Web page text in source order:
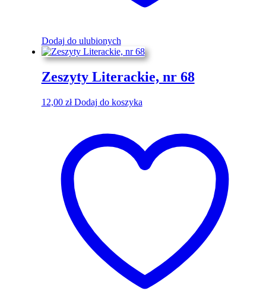
Dodaj do ulubionych
Zeszyty Literackie, nr 68
12,00 zł Dodaj do koszyka